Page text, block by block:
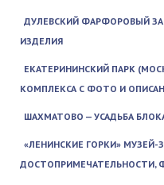
ДУЛЕВСКИЙ ФАРФОРОВЫЙ
ИЗДЕЛИЯ
ЕКАТЕРИНИНСКИЙ ПАРК
КОМПЛЕКСА С ФОТО И
ШАХМАТОВО — УСАДЬБА
«ЛЕНИНСКИЕ ГОРКИ» МУЗЕЙ-
ДОСТОПРИМЕЧАТЕЛЬНОСТИ,